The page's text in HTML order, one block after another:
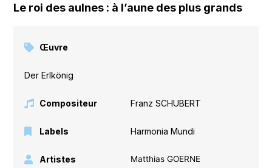
Le roi des aulnes : à l’aune des plus grands
Œuvre
Der Erlkönig
Compositeur Franz SCHUBERT
Labels Harmonia Mundi
Artistes
Matthias GOERNE